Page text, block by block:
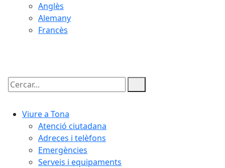
Anglès
Alemany
Francès
Cercar:
Viure a Tona
Atenció ciutadana
Adreces i telèfons
Emergències
Serveis i equipaments